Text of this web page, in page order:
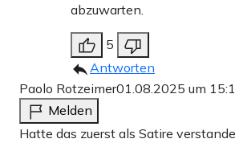
abzuwarten.
5
Antworten
Paolo Rotzeimer01.08.2025 um
Melden
Hatte das zuerst als Satire